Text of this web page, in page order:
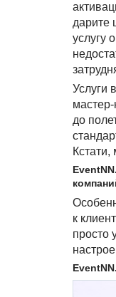
дарите
услугу
Услуги
до
Кстати,
к
просто